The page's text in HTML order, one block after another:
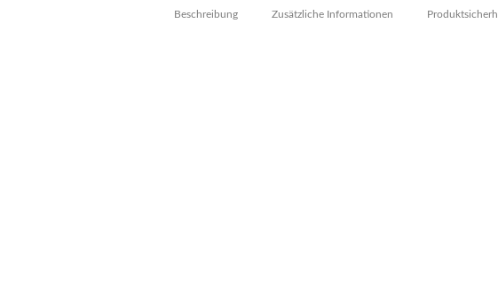
Beschreibung Zusätzliche Informationen